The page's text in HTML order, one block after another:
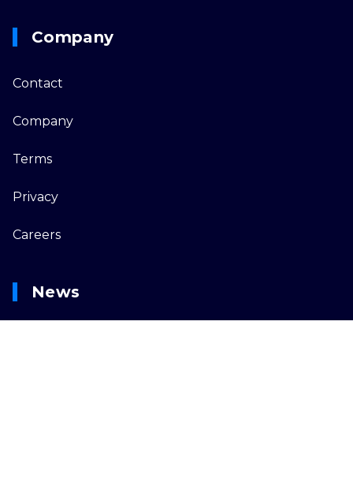
Company
Contact
Company
Terms
Privacy
Careers
News